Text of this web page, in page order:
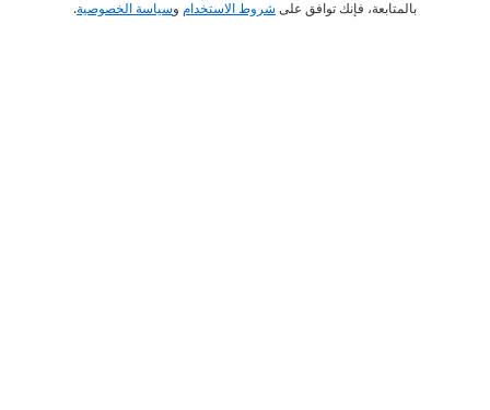
بالمتابعة، فإنك توافق على شروط الاستخدام وسياسة الخصوصية.